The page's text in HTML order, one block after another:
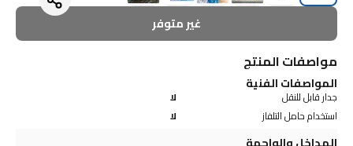
غير متوفر
مواصفات المنتج
المواصفات الفنية
جدار قابل للنقل
لا
استخدام حامل التلفاز
لا